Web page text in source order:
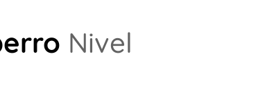
Nivel